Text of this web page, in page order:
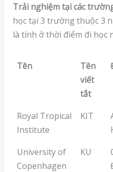
Trải nghiệm tại các
học tại 3 trường thuộc 3
là tính ở thời điểm đi học
Tên
Tên
viết
tắt
Royal Tropical
Institute
KIT
University of
Copenhagen
KU